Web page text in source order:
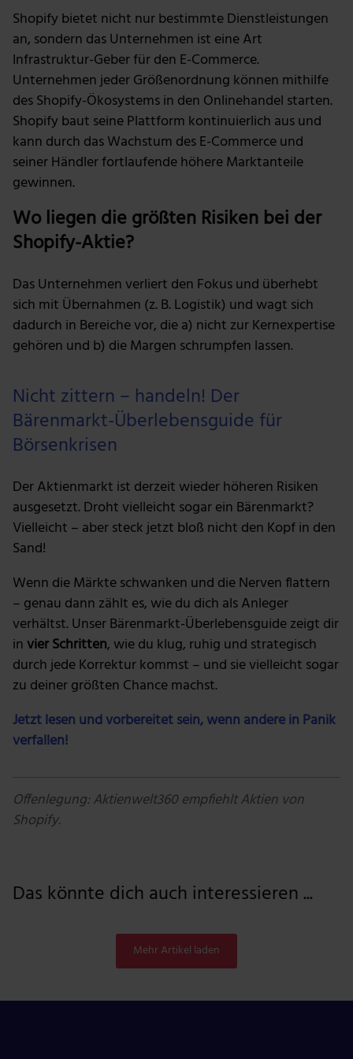
für soziale Medien, Werbung und Analysen weiter.
Unsere Partner führen diese Informationen
möglicherweise mit weiteren Daten zusammen, die du
ihnen bereitgestellt hast oder die sie im Rahmen deiner
Nutzung der Dienste gesammelt haben.
Shopify bietet nicht nur bestimmte Dienstleistungen
an, sondern das Unternehmen ist eine Art
Infrastruktur-Geber für den E-Commerce.
Unternehmen jeder Größenordnung können mithilfe
des Shopify-Ökosystems in den Onlinehandel starten.
Shopify baut seine Plattform kontinuierlich aus und
kann durch das Wachstum des E-Commerce und
seiner Händler fortlaufende höhere Marktanteile
gewinnen.
Wo liegen die größten Risiken bei der
Shopify-Aktie?
Das Unternehmen verliert den Fokus und überhebt
sich mit Übernahmen (z. B. Logistik) und wagt sich
dadurch in Bereiche vor, die a) nicht zur Kernexpertise
gehören und b) die Margen schrumpfen lassen.
Nicht zittern – handeln! Der
Bärenmarkt-Überlebensguide für
Börsenkrisen
Der Aktienmarkt ist derzeit wieder höheren Risiken
ausgesetzt. Droht vielleicht sogar ein Bärenmarkt?
Vielleicht – aber steck jetzt bloß nicht den Kopf in den
Sand!
Wenn die Märkte schwanken und die Nerven flattern
– genau dann zählt es, wie du dich als Anleger
verhältst. Unser Bärenmarkt-Überlebensguide zeigt dir
invier Schritten, wie du klug, ruhig und strategisch
durch jede Korrektur kommst – und sie vielleicht sogar
zu deiner größten Chance machst.
Jetzt lesen und vorbereitet sein, wenn andere in Panik
verfallen!
Offenlegung: Aktienwelt360 empfiehlt Aktien von
Shopify.
Das könnte dich auch interessieren ...
Mehr Artikel laden